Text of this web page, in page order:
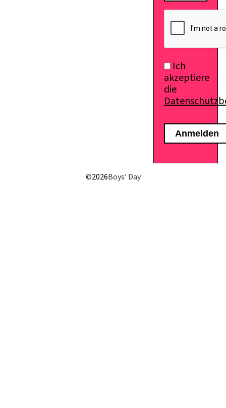
Ich
akzeptiere
die
©2026Boys’ Day